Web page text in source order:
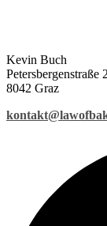
Kevin Buch
Petersbergenstraße 2
8042 Graz